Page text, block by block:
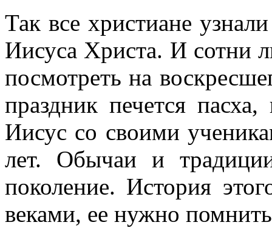
Так все христиане
Иисуса Христа. И сотни
посмотреть на
праздник печется
Иисус со своими
лет. Обычаи и
поколение. История
веками, ее нужно